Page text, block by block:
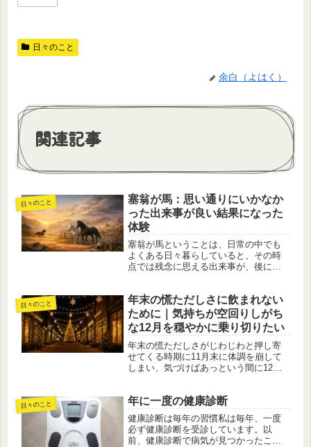
日々のこと
余白（よはく）
関連記事
日々のこと
塞翁が馬：思い通りにいかなか
った出来事が良い結果になった
体験
塞翁が馬ということは、日常の中でも
よくある日々暮らしていると、その時
点では残念に思える出来事が、後にな
るたびに思い出すのが、「塞翁が馬
（さいおうがうま）」という言葉で
す。こ...
日々のこと
年末の慌ただしさに飲まれない
ために｜気持ちが空回りしがち
な12月を穏やかに乗り切りたい
年末の慌ただしさがじわじわと押し寄
せてくる時期に11月末に体調を崩して
しまい、気づけばあっという間に12
えてきて、いよいよ「年末」が目前に
迫っていることを感じます。この時期...
日々のこと 年に一度の健康診断
健康診断は毎年の習慣私は毎年、一度
必ず健康診断を受診しています。以
前、健康診断で病気が見つかったこと